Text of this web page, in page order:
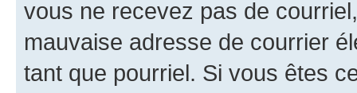
vous ne recevez pas de
mauvaise adresse de courrier
tant que pourriel. Si vous êtes